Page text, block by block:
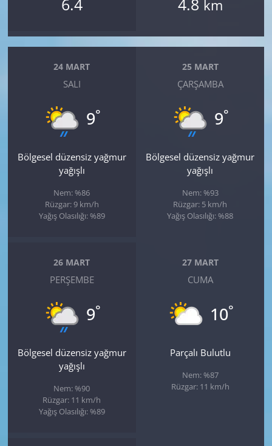
6.4 4.8 km
24 MART
SALI
9°
Bölgesel düzensiz yağmur
yağışlı
Nem: %86
Rüzgar: 9 km/h
Yağış Olasılığı: %89
25 MART
ÇARŞAMBA
9°
Bölgesel düzensiz yağmur
yağışlı
Nem: %93
Rüzgar: 5 km/h
Yağış Olasılığı: %88
26 MART
PERŞEMBE
9°
Bölgesel düzensiz yağmur
yağışlı
Nem: %90
Rüzgar: 11 km/h
Yağış Olasılığı: %89
27 MART
CUMA
10°
Parçalı Bulutlu
Nem: %87
Rüzgar: 11 km/h